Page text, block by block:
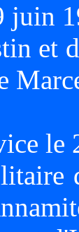
juin
et